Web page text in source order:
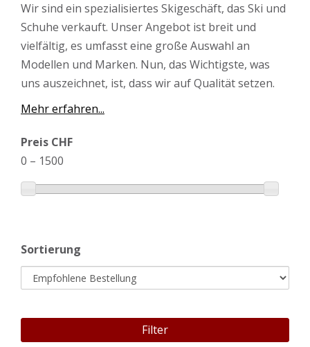
Wir sind ein spezialisiertes Skigeschäft, das Ski und
Schuhe verkauft. Unser Angebot ist breit und
vielfältig, es umfasst eine große Auswahl an
Modellen und Marken. Nun, das Wichtigste, was
uns auszeichnet, ist, dass wir auf Qualität setzen.
Mehr erfahren...
Preis CHF
0 – 1500
Sortierung
Filter